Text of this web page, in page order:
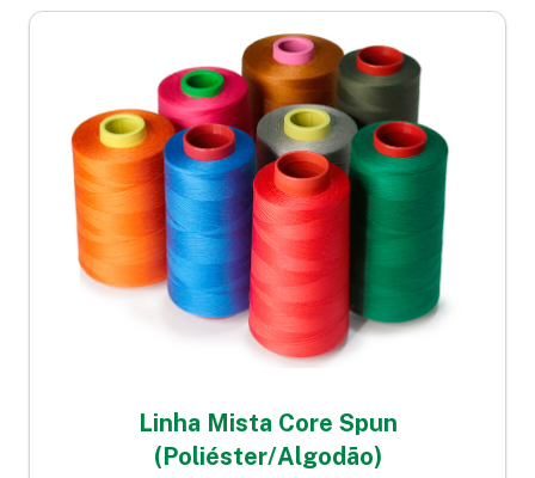
Linha Mista Core Spun
(Poliéster/Algodão)